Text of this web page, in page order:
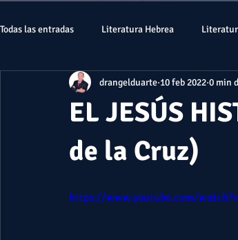
Todas las entradas Literatura Hebrea
EL JESÚS
de la Cruz)
drangelduarte 10 feb 2022 0 min
https://www.youtube.com/